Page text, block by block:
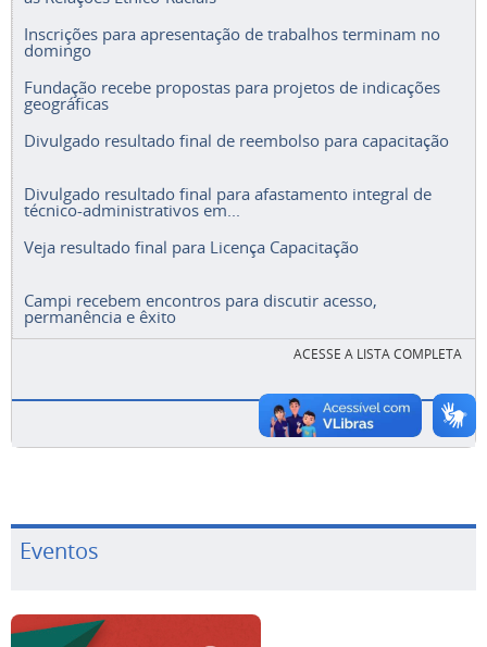
Inscrições para apresentação de trabalhos terminam no
domingo
Fundação recebe propostas para projetos de indicações
geográficas
Divulgado resultado final de reembolso para capacitação
Divulgado resultado final para afastamento integral de
técnico-administrativos em...
Veja resultado final para Licença Capacitação
Campi recebem encontros para discutir acesso,
permanência e êxito
ACESSE A LISTA COMPLETA
Eventos